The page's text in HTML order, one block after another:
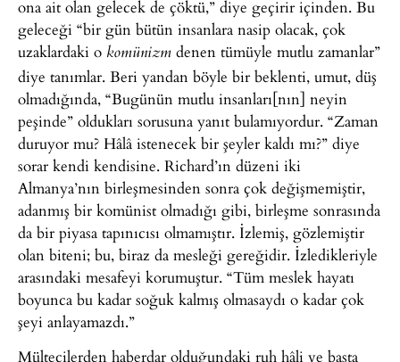
ona ait olan gelecek de çöktü,” diye geçirir içinden. Bu
geleceği “bir gün bütün insanlara nasip olacak, çok
uzaklardaki o komünizm denen tümüyle mutlu zamanlar”
diye tanımlar. Beri yandan böyle bir beklenti, umut, düş
olmadığında, “Bugünün mutlu insanları[nın] neyin
peşinde” oldukları sorusuna yanıt bulamıyordur. “Zaman
duruyor mu? Hâlâ istenecek bir şeyler kaldı mı?” diye
sorar kendi kendisine. Richard’ın düzeni iki
Almanya’nın birleşmesinden sonra çok değişmemiştir,
adanmış bir komünist olmadığı gibi, birleşme sonrasında
da bir piyasa tapınıcısı olmamıştır. İzlemiş, gözlemiştir
olan biteni; bu, biraz da mesleği gereğidir. İzledikleriyle
arasındaki mesafeyi korumuştur. “Tüm meslek hayatı
boyunca bu kadar soğuk kalmış olmasaydı o kadar çok
şeyi anlayamazdı.”
Mültecilerden haberdar olduğundaki ruh hâli ve başta